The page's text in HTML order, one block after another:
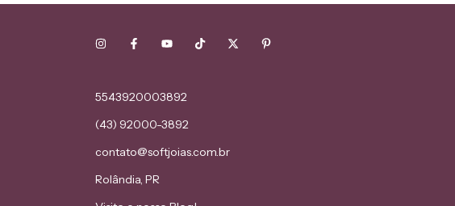
5543920003892
(43) 92000-3892
contato@softjoias.com.br
Rolândia, PR